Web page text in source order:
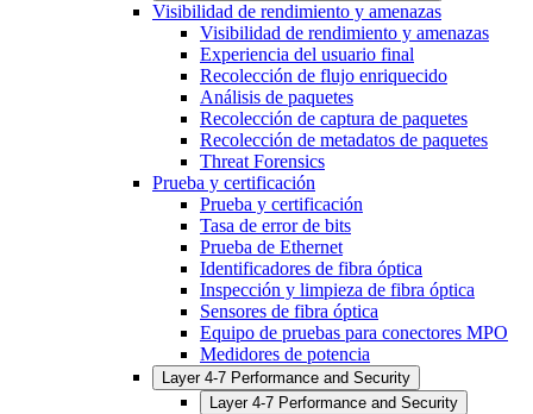
Visibilidad de rendimiento y amenazas
Visibilidad de rendimiento y amenazas
Experiencia del usuario final
Recolección de flujo enriquecido
Análisis de paquetes
Recolección de captura de paquetes
Recolección de metadatos de paquetes
Threat Forensics
Prueba y certificación
Prueba y certificación
Tasa de error de bits
Prueba de Ethernet
Identificadores de fibra óptica
Inspección y limpieza de fibra óptica
Sensores de fibra óptica
Equipo de pruebas para conectores MPO
Medidores de potencia
Layer 4-7 Performance and Security
Layer 4-7 Performance and Security